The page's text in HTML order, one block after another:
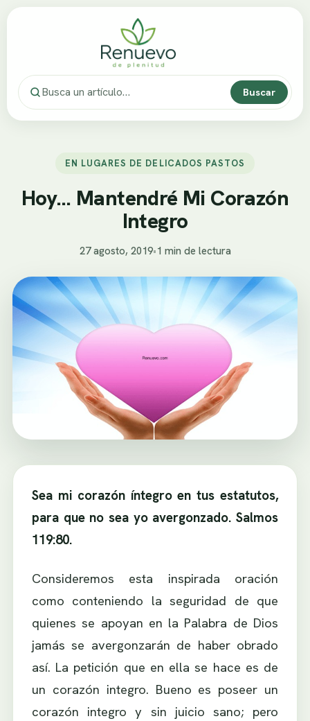
Buscar
EN LUGARES DE DELICADOS PASTOS
Hoy… Mantendré Mi Corazón
Integro
27 agosto, 2019•1 min de lectura
Sea mi corazón íntegro en tus estatutos,
para que no sea yo avergonzado. Salmos
119:80.
Consideremos esta inspirada oración
como conteniendo la seguridad de que
quienes se apoyan en la Palabra de Dios
jamás se avergonzarán de haber obrado
así. La petición que en ella se hace es de
un corazón integro. Bueno es poseer un
corazón integro y sin juicio sano; pero